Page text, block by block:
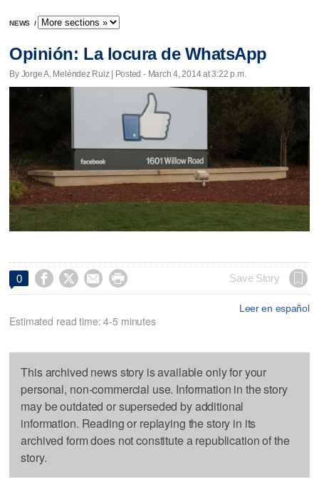
NEWS /
Opinión: La locura de WhatsApp
By Jorge A. Meléndez Ruiz | Posted - March 4, 2014 at 3:22 p.m.
0     Save Story
Leer en español
Estimated read time: 4-5 minutes
This archived news story is available only for your
personal, non-commercial use. Information in the story
may be outdated or superseded by additional
information. Reading or replaying the story in its
archived form does not constitute a republication of the
story.